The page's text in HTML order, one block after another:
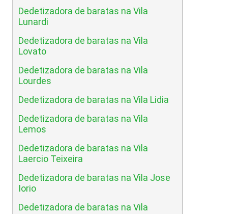
Dedetizadora de baratas na Vila
Lunardi
Dedetizadora de baratas na Vila
Lovato
Dedetizadora de baratas na Vila
Lourdes
Dedetizadora de baratas na Vila Lidia
Dedetizadora de baratas na Vila
Lemos
Dedetizadora de baratas na Vila
Laercio Teixeira
Dedetizadora de baratas na Vila Jose
Iorio
Dedetizadora de baratas na Vila